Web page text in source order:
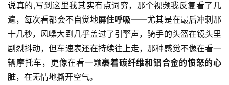
说真的,写到这里我其实有点词穷，那个视频我反复看了几
遍，每次看都会不自觉地屏住呼吸——尤其是在最后冲刺那
十几秒，风噪大到几乎盖过了引擎声，骑手的头盔在镜头里
剧烈抖动，但车速表还在持续往上走，那种感觉不像在看一
辆摩托车，更像在看一颗裹着碳纤维和铝合金的愤怒的心
脏，在无情地撕开空气。